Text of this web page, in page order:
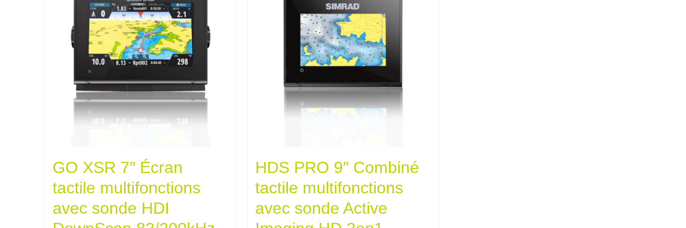
GO XSR 7″ Écran
tactile multifonctions
avec sonde HDI
HDS PRO 9″ Combiné
tactile multifonctions
avec sonde Active